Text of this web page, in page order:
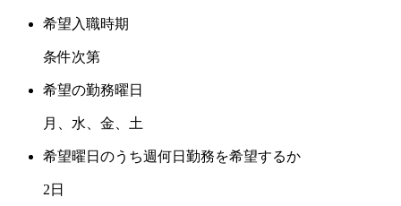
希望入職時期
条件次第
希望の勤務曜日
月、水、金、土
希望曜日のうち週何日勤務を希望するか
2日